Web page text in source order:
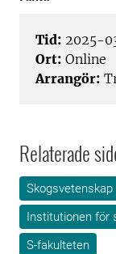
Tid: 2025-
Ort: Online
Arrangör:
Relaterade
Skogsvetenskap
Institutionen för
S-fakulteten